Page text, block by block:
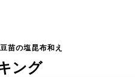
苗の塩昆布和え
ング